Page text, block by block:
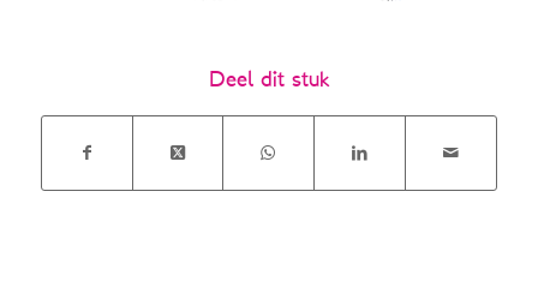
Deel dit stuk